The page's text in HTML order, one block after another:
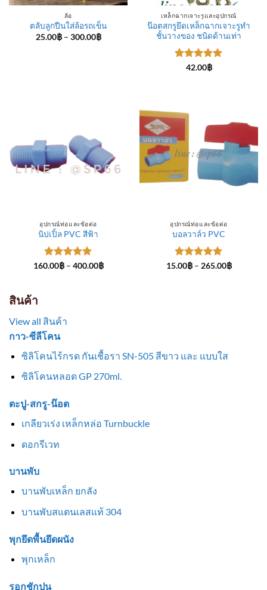
ล้อ
ตลับลูกปืนใส่ล้อรถเข็น
25.00฿ – 300.00฿Price
เหล็กฉากเจาะรูและอุปกรณ์
น๊อตสกรูยึดเหล็กฉากเจาะรูทำ
ชั้นวางของ ชนิดด้านเท่า
ให้คะแนน
42.00฿
อุปกรณ์ท่อและข้อต่อ
นิปเปิ้ล PVC สีฟ้า
ให้คะแนน
160.00฿ – 400.00฿Price
อุปกรณ์ท่อและข้อต่อ
บอลวาล์ว PVC
ให้คะแนน
15.00฿ – 265.00฿Price
สินค้า
View all สินค้า
กาว-ซีลีโคน
ซิลิโคนไร้กรด กันเชื้อรา SN-505 สีขาว และ แบบใส
ซิลิโคนหลอด GP 270ml.
ตะปู-สกรู-น๊อต
เกลียวเร่ง เหล็กหล่อ Turnbuckle
ดอกรีเวท
บานพับ
บานพับเหล็ก ยกลัง
บานพับสแตนเลสแท้ 304
พุกยึดพื้นยึดผนัง
พุกเหล็ก
รอกชักปูน